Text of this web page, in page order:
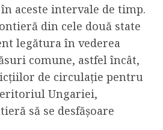
aceste intervale de timp.
din cele două state
legătura în vederea
comune, astfel încât,
de circulație pentru
Ungariei,
să se desfășoare